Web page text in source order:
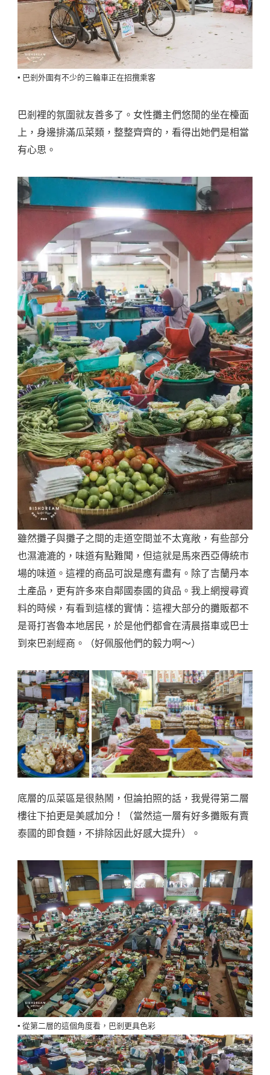
▪️ 巴剎外圍有不少的三輪車正在招攬乘客
巴剎裡的氛圍就友善多了。女性攤主們悠閒的坐在檯面
上，身邊排滿瓜菜類，整整齊齊的，看得出她們是相當
有心思。
雖然攤子與攤子之間的走道空間並不太寬敞，有些部分
也濕漉漉的，味道有點難聞，但這就是馬來西亞傳統市
場的味道。這裡的商品可說是應有盡有。除了吉蘭丹本
土產品，更有許多來自鄰國泰國的貨品。我上網搜尋資
料的時候，有看到這樣的實情：這裡大部分的攤販都不
是哥打峇魯本地居民，於是他們都會在清晨搭車或巴士
到來巴剎經商。（好佩服他們的毅力啊～）
底層的瓜菜區是很熱鬧，但論拍照的話，我覺得第二層
樓往下拍更是美感加分！（當然這一層有好多攤販有賣
泰國的即食麵，不排除因此好感大提升）。
▪️ 從第二層的這個角度看，巴剎更具色彩